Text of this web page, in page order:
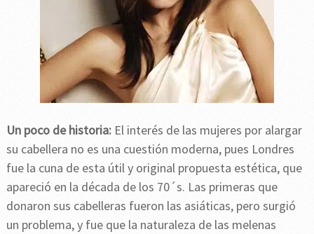
Un poco de historia:El interés de las mujeres por alargar
su cabellera no es una cuestión moderna, pues Londres
fue la cuna de esta útil y original propuesta estética, que
apareció en la década de los 70´s. Las primeras que
donaron sus cabelleras fueron las asiáticas, pero surgió
un problema, y fue que la naturaleza de las melenas